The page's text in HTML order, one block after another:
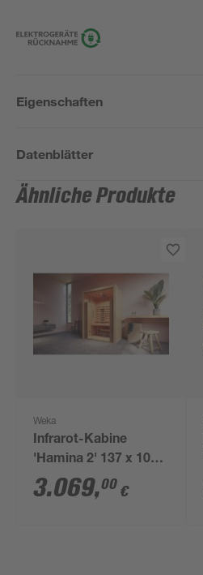
Eigenschaften
Datenblätter
Ähnliche Produkte
Weka
Infrarot-Kabine
'Hamina 2' 137 x 103
cm mit Glasfront
3.069,00 €